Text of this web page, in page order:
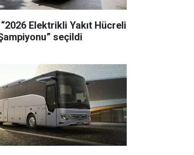
Elektrikli Yakıt Hücreli
seçildi